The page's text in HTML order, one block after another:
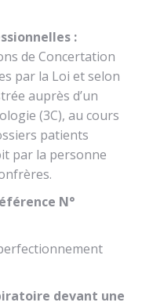
:
de Concertation
par la Loi et selon
auprès d’un
(3C), au cours
patients
par la personne
N°
devant une